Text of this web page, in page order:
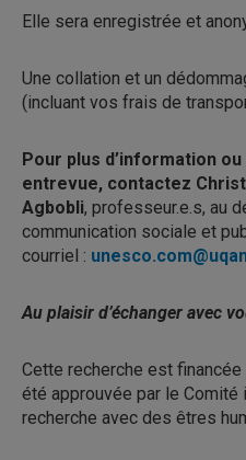
Elle sera enregistrée et
Une collation et un
(incluant vos frais de
Pour plus d’information
entrevue, contactez
Agbobli, professeur.e.s, au
communication sociale et
courriel :
Au plaisir d’échanger avec
Cette recherche est
été approuvée par le Comité
recherche avec des êtres